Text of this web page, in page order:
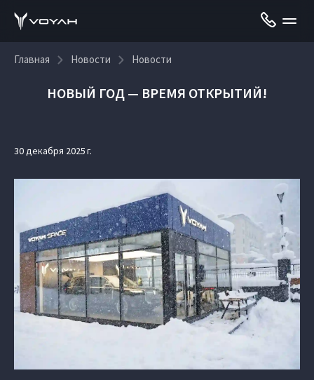
Главная Новости Новости
НОВЫЙ ГОД — ВРЕМЯ ОТКРЫТИЙ!
30 декабря 2025 г.